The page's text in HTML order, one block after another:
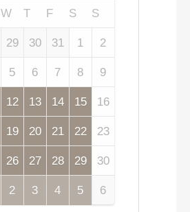
W T F S S
29 30 31 1 2
5 6 7 8 9
12 13 14 15 16
19 20 21 22 23
26 27 28 29 30
2 3 4 5 6